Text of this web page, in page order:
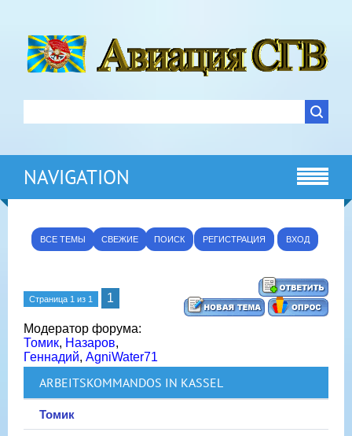
NAVIGATION
ВСЕ ТЕМЫ СВЕЖИЕ ПОИСК РЕГИСТРАЦИЯ ВХОД
Страница 1 из 1 1
Модератор форума:
Томик, Назаров,
Геннадий, AgniWater71
ARBEITSKOMMANDOS IN KASSEL
Томик